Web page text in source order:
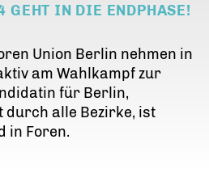
IN DIE ENDPHASE!
Union Berlin nehmen in
am Wahlkampf zur
für Berlin,
durch alle Bezirke, ist
in Foren.